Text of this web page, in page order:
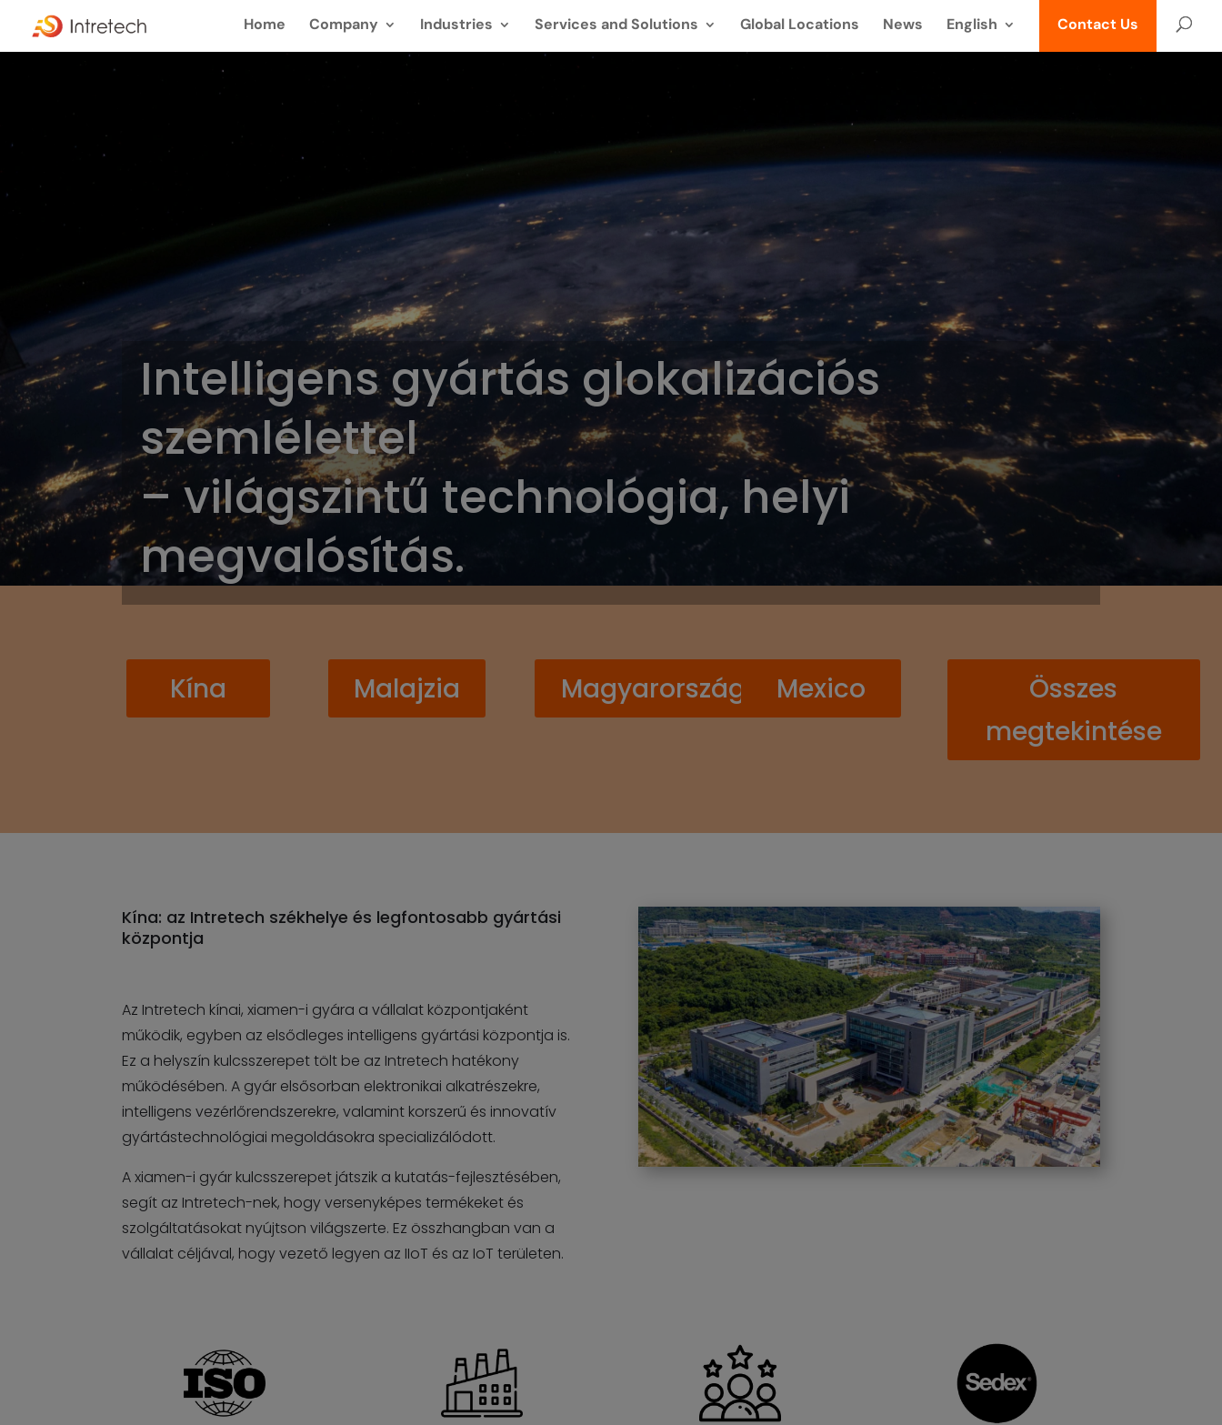
Home Company Industries Services and Solutions Global Locations News English Contact Us
Intelligens gyártás glokalizációs
szemlélettel
– világszintű technológia, helyi
megvalósítás.
Kína Malajzia Magyarország Mexico
Összes
megtekintése
Kína: az Intretech székhelye és legfontosabb gyártási
központja
Az Intretech kínai, xiamen-i gyára a vállalat központjaként
működik, egyben az elsődleges intelligens gyártási központja is.
Ez a helyszín kulcsszerepet tölt be az Intretech hatékony
működésében. A gyár elsősorban elektronikai alkatrészekre,
intelligens vezérlőrendszerekre, valamint korszerű és innovatív
gyártástechnológiai megoldásokra specializálódott.
A xiamen-i gyár kulcsszerepet játszik a kutatás-fejlesztésében,
segít az Intretech-nek, hogy versenyképes termékeket és
szolgáltatásokat nyújtson világszerte. Ez összhangban van a
vállalat céljával, hogy vezető legyen az IIoT és az IoT területen.